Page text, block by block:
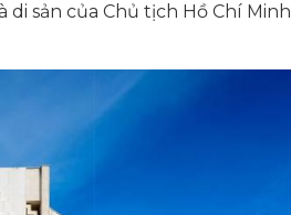
di sản của Chủ tịch Hồ Chí